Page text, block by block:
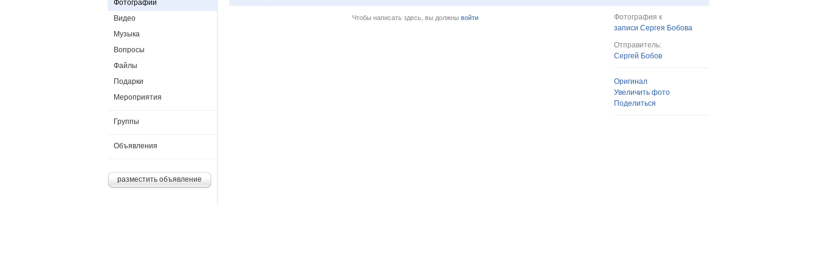
Фотография к
записи Сергея Бобова
Отправитель:
Сергей Бобов
Оригинал
Увеличить фото
Поделиться
Чтобы написать здесь, вы должны войти
Фотографии
Видео
Музыка
Вопросы
Файлы
Подарки
Мероприятия
Группы
Объявления
разместить объявление